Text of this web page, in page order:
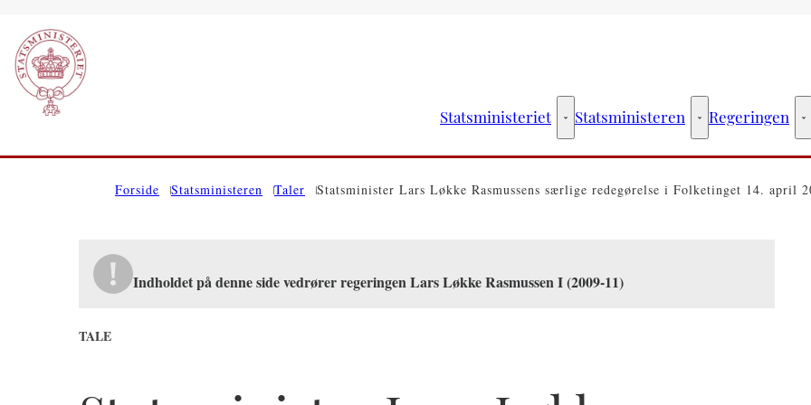
Statsministeriet Statsministeriet - Flere links
Statsministeren Statsministeren -
Regeringen
Forside Statsministeren Taler Statsminister Lars Løkke Rasmussens særlige redegørelse i Folketinget 14. april
Indholdet på denne side vedrører regeringen Lars Løkke Rasmussen I (2009-11)
TALE